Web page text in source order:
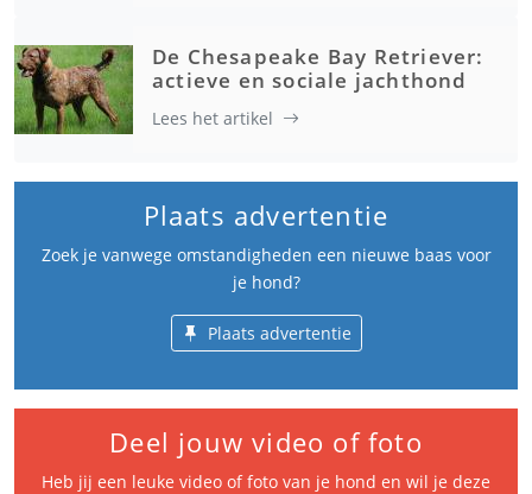
De Chesapeake Bay Retriever:
actieve en sociale jachthond
Lees het artikel
Plaats advertentie
Zoek je vanwege omstandigheden een nieuwe baas voor
je hond?
Plaats advertentie
Deel jouw video of foto
Heb jij een leuke video of foto van je hond en wil je deze